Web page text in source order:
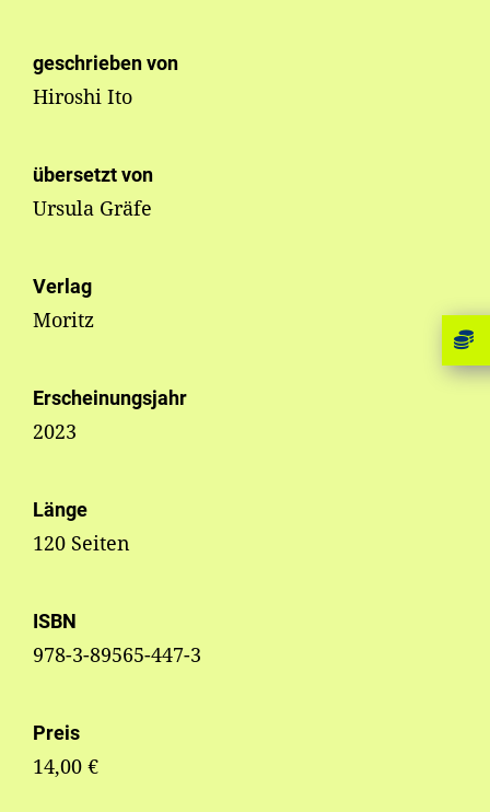
geschrieben von
Hiroshi Ito
übersetzt von
Ursula Gräfe
Verlag
Moritz
Erscheinungsjahr
2023
Länge
120 Seiten
ISBN
978-3-89565-447-3
Preis
14,00 €